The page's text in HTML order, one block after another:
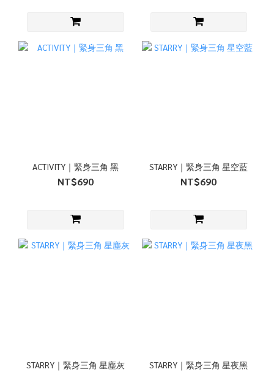
ACTIVITY｜緊身三角 黑
NT$690
STARRY｜緊身三角 星空藍
NT$690
STARRY｜緊身三角 星塵灰 STARRY｜緊身三角 星夜黑